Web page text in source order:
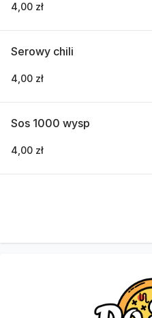
4,00 zł
Serowy chili
4,00 zł
Sos 1000 wysp
4,00 zł